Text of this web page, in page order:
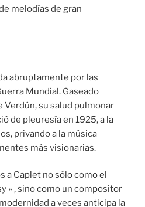
melodías de gran
abruptamente por las
Mundial. Gaseado
su salud pulmonar
de pleuresía en 1925, a la
privando a la música
más visionarias.
a Caplet no sólo como el
» , sino como un compositor
a veces anticipa la